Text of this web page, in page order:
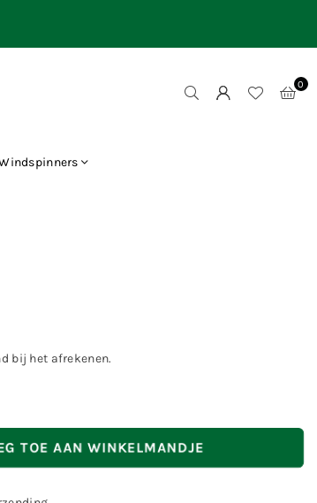
0
bij het afrekenen.
TOE AAN WINKELMANDJE